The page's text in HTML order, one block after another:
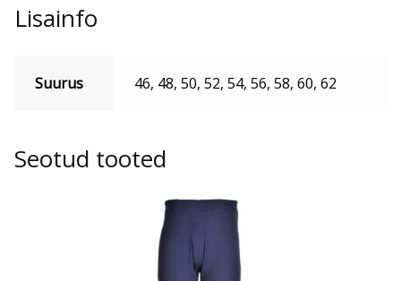
Lisainfo
Suurus 46, 48, 50, 52, 54, 56, 58, 60, 62
Seotud tooted